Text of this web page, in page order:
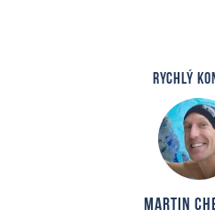
RYCHLÝ
Martin